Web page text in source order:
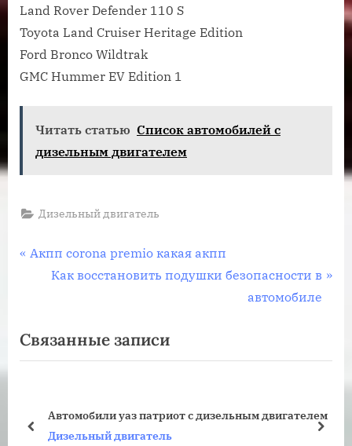
Land Rover Defender 110 S
Toyota Land Cruiser Heritage Edition
Ford Bronco Wildtrak
GMC Hummer EV Edition 1
Читать статью Список автомобилей с
дизельным двигателем
Дизельный двигатель
Навигация
П
ы
д
а
Акпп corona premio какая акпп
С
д
у
Как восстановить подушки безопасности в
автомобиле
Связанные записи
Автомобили уаз патриот с дизельным двигателем
Дизельный двигатель
пред